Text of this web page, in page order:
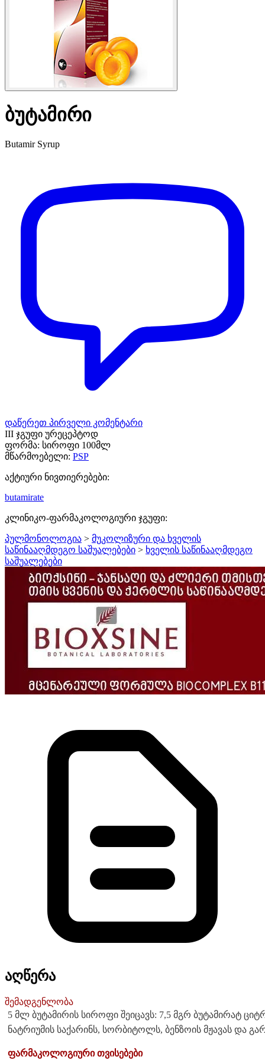
ბუტამირი
Butamir Syrup
დაწერეთ პირველი კომენტარი
III ჯგუფი ურეცეპტოდ
ფორმა: სიროფი 100მლ
მწარმოებელი: PSP
აქტიური ნივთიერებები:
butamirate
კლინიკო-ფარმაკოლოგიური ჯგუფი:
პულმონოლოგია > მუკოლიზური და ხველის
საწინააღმდეგო საშუალებები > ხველის საწინააღმდეგო
საშუალებები
აღწერა
შემადგენლობა
5 მლ ბუტამირის სიროფი შეიცავს: 7,5 მგრ ბუტამირატ
ნატრიუმის საქარინს, სორბიტოლს, ბენზოის მჟავას და
ფარმაკოლოგიური თვისებები